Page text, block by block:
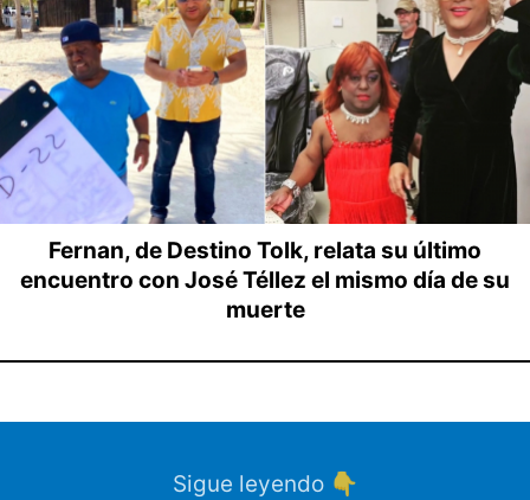
Fernan, de Destino Tolk, relata su último
encuentro con José Téllez el mismo día de su
muerte
Sigue leyendo 👇